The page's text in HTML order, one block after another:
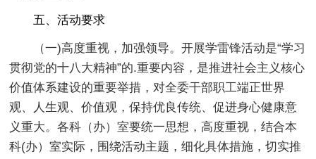
五、活动要求
（一)高度重视，加强领导。开展学雷锋活动是“学习
贯彻党的十八大精神”的.重要内容，是推进社会主义核心
价值体系建设的重要举措，对全委干部职工端正世界
观、人生观、价值观，保持优良传统、促进身心健康意
义重大。各科（办）室要统一思想，高度重视，结合本
科(办）室实际，围绕活动主题，细化具体措施，切实推